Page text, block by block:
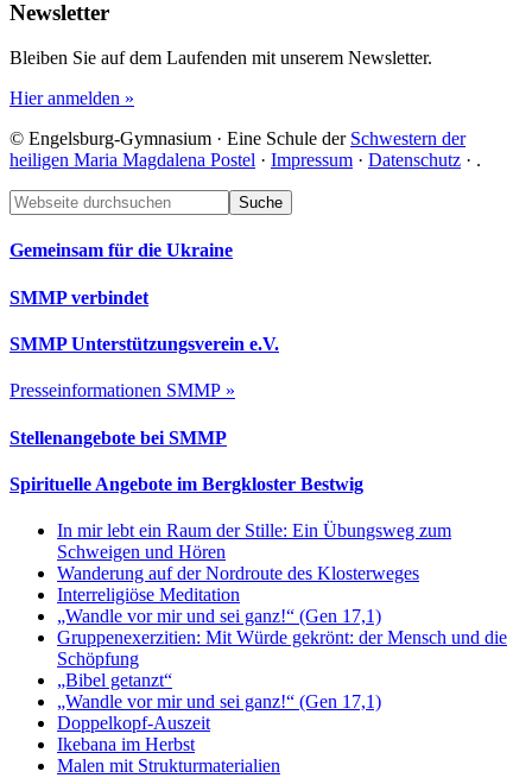
Newsletter
Bleiben Sie auf dem Laufenden mit unserem Newsletter.
Hier anmelden »
© Engelsburg-Gymnasium · Eine Schule der Schwestern der
heiligen Maria Magdalena Postel · Impressum · Datenschutz · .
Footer
Webseite
durchsuchen
Gemeinsam für die Ukraine
SMMP verbindet
SMMP Unterstützungsverein e.V.
Presseinformationen SMMP »
Stellenangebote bei SMMP
Spirituelle Angebote im Bergkloster Bestwig
In mir lebt ein Raum der Stille: Ein Übungsweg zum
Schweigen und Hören
Wanderung auf der Nordroute des Klosterweges
Interreligiöse Meditation
„Wandle vor mir und sei ganz!“ (Gen 17,1)
Gruppenexerzitien: Mit Würde gekrönt: der Mensch und die
Schöpfung
„Bibel getanzt“
„Wandle vor mir und sei ganz!“ (Gen 17,1)
Doppelkopf-Auszeit
Ikebana im Herbst
Malen mit Strukturmaterialien